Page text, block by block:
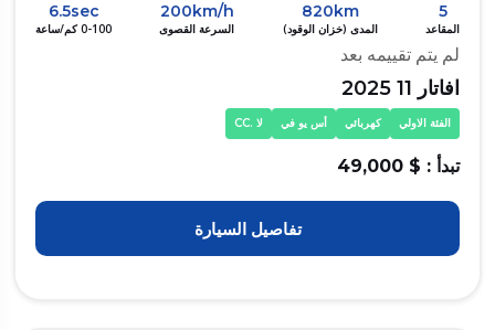
5
المقاعد
820km
المدى (خزان الوقود)
200km/h
السرعة القصوى
6.5sec
0-100 كم/ساعة
لم يتم تقييمه بعد
افاتار 11 2025
الفئة الاولي كهربائي أس يو في لا .CC
تبدأ : $ 49,000
تفاصيل السيارة